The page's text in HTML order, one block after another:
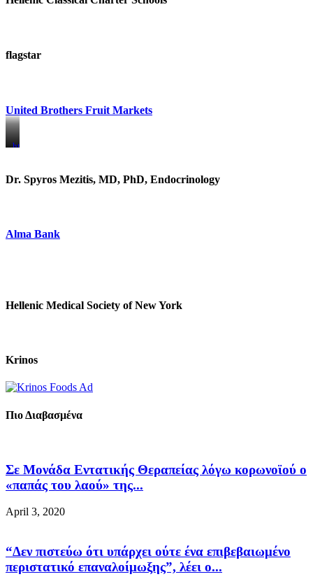
flagstar
United Brothers Fruit Markets
https://www.unitedbrothersfruitmarkets.com/
https://www.unitedbrothersfruitmarkets.com/
Dr. Spyros Mezitis, MD, PhD, Endocrinology
Alma Bank
Hellenic Medical Society of New York
Krinos
Πιο Διαβασμένα
Σε Μονάδα Εντατικής Θεραπείας λόγω κορωνοϊού ο
«παπάς του λαού» της...
April 3, 2020
“Δεν πιστεύω ότι υπάρχει ούτε ένα επιβεβαιωμένο
περιστατικό επαναλοίμωξης”, λέει ο...